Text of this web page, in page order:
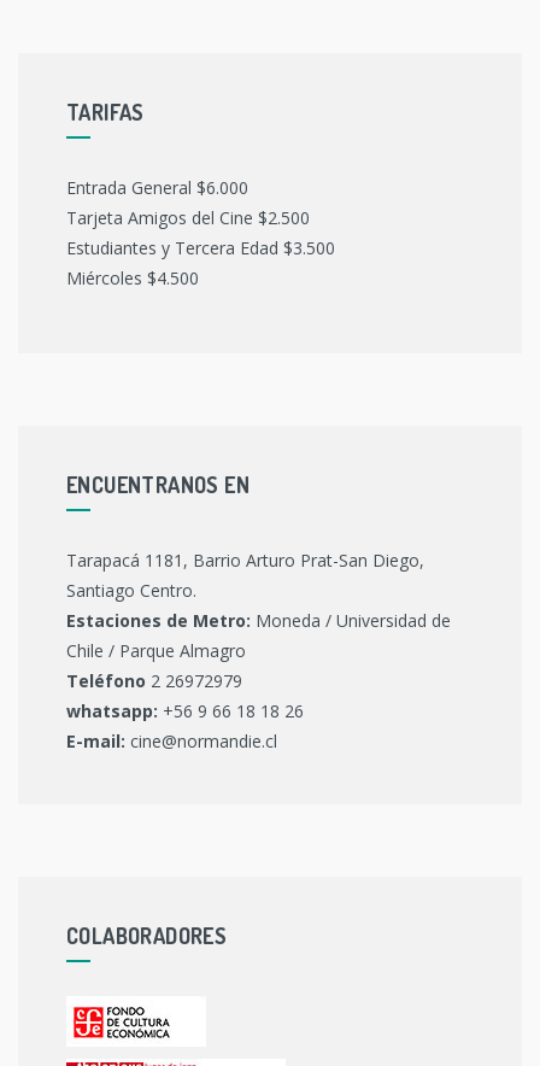
TARIFAS
Entrada General $6.000
Tarjeta Amigos del Cine $2.500
Estudiantes y Tercera Edad $3.500
Miércoles $4.500
ENCUENTRANOS EN
Tarapacá 1181, Barrio Arturo Prat-San Diego,
Santiago Centro.
Estaciones de Metro: Moneda / Universidad de
Chile / Parque Almagro
Teléfono 2 26972979
whatsapp: +56 9 66 18 18 26
E-mail: cine@normandie.cl
COLABORADORES